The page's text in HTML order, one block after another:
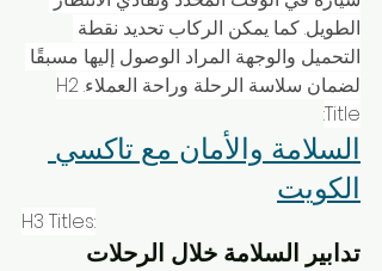
الطويل. كما يمكن الركاب تحديد نقطة
التحميل والوجهة المراد الوصول إليها مسبقًا
لضمان سلاسة الرحلة وراحة العملاء.H2
Title:
السلامة والأمان مع تاكسي
الكويت
H3 Titles:
تدابير السلامة خلال الرحلات